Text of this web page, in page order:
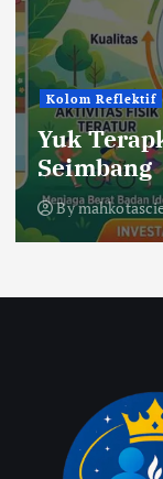
Kolom Reflektif
Yuk
Seimbang
By